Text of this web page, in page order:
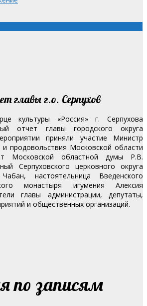
главы г.о. Серпухов
культуры «Россия» г. Серпухова
отчет главы городского округа
приняли участие Министр
и продовольствия Московской области
Московской областной думы Р.В.
Серпуховского церковного округа
настоятельница Введенского
монастыря игумения Алексия
главы администрации, депутаты,
и общественных организаций.
по записям